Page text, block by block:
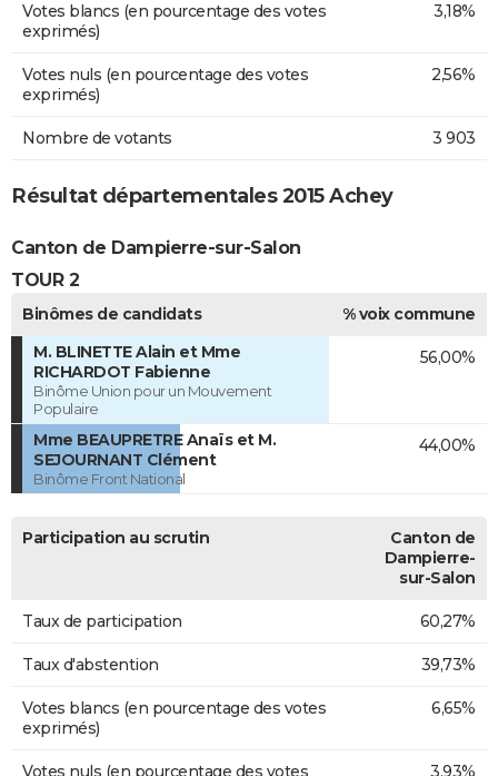
Votes blancs (en pourcentage des votes
exprimés)
3,18%
Votes nuls (en pourcentage des votes
exprimés)
2,56%
Nombre de votants 3 903
Résultat départementales 2015 Achey
Canton de Dampierre-sur-Salon
TOUR 2
Binômes de candidats
% voix commune
M. BLINETTE Alain et Mme
RICHARDOT Fabienne
Binôme Union pour un Mouvement
Populaire
56,00%
Mme BEAUPRETRE Anaïs et M.
SEJOURNANT Clément
Binôme Front National
44,00%
Participation au scrutin
Canton de
Dampierre-
sur-Salon
Taux de participation 60,27%
Taux d'abstention 39,73%
Votes blancs (en pourcentage des votes
exprimés)
6,65%
Votes nuls (en pourcentage des votes 3,93%